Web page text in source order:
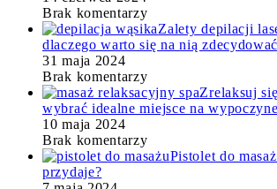
Brak komentarzy
Zalety depilacji
dlaczego warto się na nią
31 maja 2024
Brak komentarzy
Zrelaksuj
wybrać idealne miejsce na
10 maja 2024
Brak komentarzy
Pistolet do
przydaje?